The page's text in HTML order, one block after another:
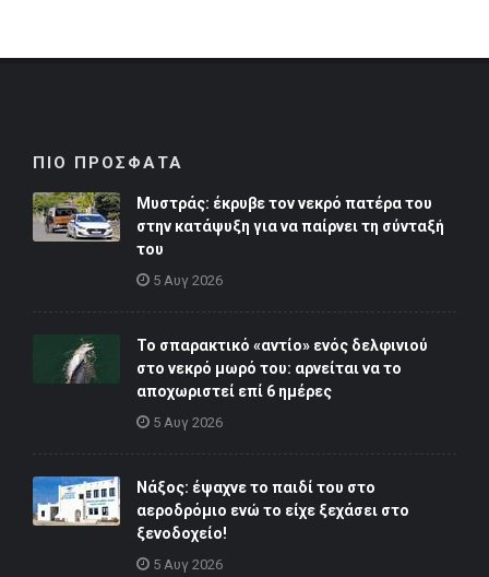
ΠΙΟ ΠΡΟΣΦΑΤΑ
Μυστράς: έκρυβε τον νεκρό πατέρα του
στην κατάψυξη για να παίρνει τη σύνταξή
του
5 Αυγ 2026
Το σπαρακτικό «αντίο» ενός δελφινιού
στο νεκρό μωρό του: αρνείται να το
αποχωριστεί επί 6 ημέρες
5 Αυγ 2026
Νάξος: έψαχνε το παιδί του στο
αεροδρόμιο ενώ το είχε ξεχάσει στο
ξενοδοχείο!
5 Αυγ 2026